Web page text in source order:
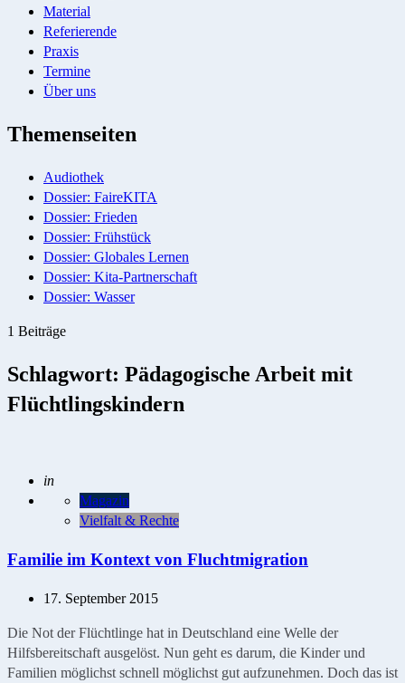
Material
Referierende
Praxis
Termine
Über uns
Themenseiten
Audiothek
Dossier: FaireKITA
Dossier: Frieden
Dossier: Frühstück
Dossier: Globales Lernen
Dossier: Kita-Partnerschaft
Dossier: Wasser
1 Beiträge
Schlagwort: Pädagogische Arbeit mit
Flüchtlingskindern
Geschrieben
in
Magazin
Vielfalt & Rechte
Familie im Kontext von Fluchtmigration
17. September 2015
Die Not der Flüchtlinge hat in Deutschland eine Welle der
Hilfsbereitschaft ausgelöst. Nun geht es darum, die Kinder und
Familien möglichst schnell möglichst gut aufzunehmen. Doch das ist